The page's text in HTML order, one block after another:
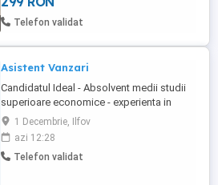
Culoare: alb Imprimeu: uni Stil: pastel,
casual Material: piele, material sintetic
Telefon validat
Asistent Vanzari
Candidatul Ideal - Absolvent medii studii
superioare economice - experienta in
productie publicitara ofera un avantaj
(print, semnalistica, mobilier) - Persoana
autodidacta cu capacitate de asimilare
rapidă a cunostintelor ; - Abilitati
1 Decembrie, Ilfov
azi 12:28
Telefon validat